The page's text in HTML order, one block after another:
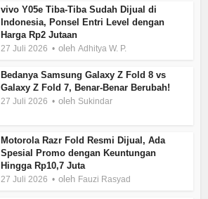
vivo Y05e Tiba-Tiba Sudah Dijual di
Indonesia, Ponsel Entri Level dengan
Harga Rp2 Jutaan
27 Juli 2026 olehAdhitya W. P.
Bedanya Samsung Galaxy Z Fold 8 vs
Galaxy Z Fold 7, Benar-Benar Berubah!
27 Juli 2026 oleh Sukindar
Motorola Razr Fold Resmi Dijual, Ada
Spesial Promo dengan Keuntungan
Hingga Rp10,7 Juta
27 Juli 2026 oleh Fauzi Rasyad